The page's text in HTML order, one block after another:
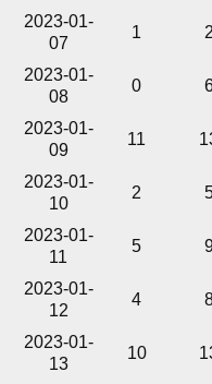
2023-01-
07
1 2
2023-01-
08
0
2023-01-
09
11
2023-01-
10
2
2023-01-
11
5
2023-01-
12
4
2023-01-
13
10